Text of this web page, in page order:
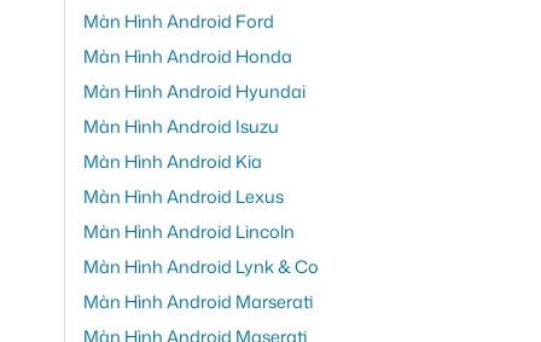
Màn Hình Android Ford
Màn Hình Android Honda
Màn Hình Android Hyundai
Màn Hình Android Isuzu
Màn Hình Android Kia
Màn Hình Android Lexus
Màn Hình Android Lincoln
Màn Hình Android Lynk & Co
Màn Hình Android Marserati
Màn Hình Android Maserati